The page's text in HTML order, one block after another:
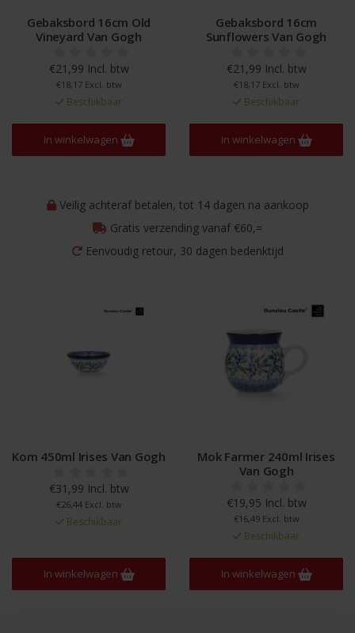
Gebaksbord 16cm Old
Vineyard Van Gogh
€21,99 Incl. btw
€18,17 Excl. btw
Beschikbaar
In winkelwagen
Gebaksbord 16cm
Sunflowers Van Gogh
€21,99 Incl. btw
€18,17 Excl. btw
Beschikbaar
In winkelwagen
Veilig achteraf betalen, tot 14 dagen na aankoop
Gratis verzending vanaf €60,=
Eenvoudig retour, 30 dagen bedenktijd
Kom 450ml Irises Van Gogh
€31,99 Incl. btw
€26,44 Excl. btw
Beschikbaar
In winkelwagen
Mok Farmer 240ml Irises
Van Gogh
€19,95 Incl. btw
€16,49 Excl. btw
Beschikbaar
In winkelwagen